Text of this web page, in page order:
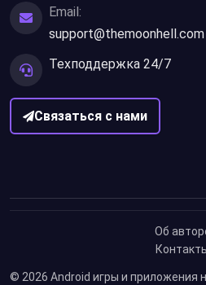
Email:
support@themoonhell.com
Техподдержка 24/7
Связаться с нами
Об
© 2026 Android игры и приложения